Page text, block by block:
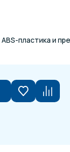
пластика и